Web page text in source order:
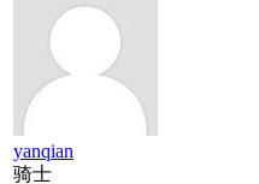
yanqian
骑士